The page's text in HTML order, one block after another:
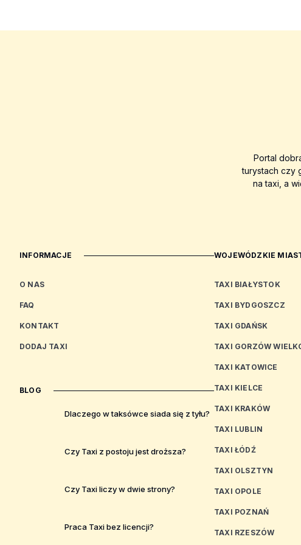
Portal
turystach czy
na taxi, a
INFORMACJE
O NAS
FAQ
KONTAKT
DODAJ TAXI
BLOG
Dlaczego w taksówce siada się z tyłu?
Czy Taxi z postoju jest droższa?
Czy Taxi liczy w dwie strony?
Praca Taxi bez licencji?
WOJEWÓDZKIE
TAXI BIAŁYSTOK
TAXI BYDGOSZCZ
TAXI GDAŃSK
TAXI GORZÓW
TAXI KATOWICE
TAXI KIELCE
TAXI KRAKÓW
TAXI LUBLIN
TAXI ŁÓDŹ
TAXI OLSZTYN
TAXI OPOLE
TAXI POZNAŃ
TAXI RZESZÓW